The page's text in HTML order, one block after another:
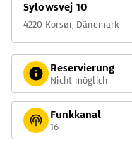
und der
Sylowsvej 10
4220 Korsør, Dänemark
Reservierung
Nicht möglich
Funkkanal
16